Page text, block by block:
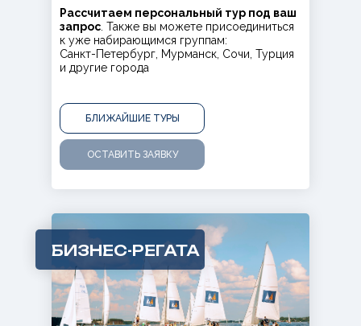
Рассчитаем персональный тур под ваш
запрос . Также вы можете присоединиться
к уже набирающимся группам:
Санкт-Петербург, Мурманск, Сочи, Турция
и другие город а
БЛИЖАЙШИЕ ТУРЫ
ОСТАВИТЬ ЗАЯВКУ
БИЗНЕС-РЕГАТА